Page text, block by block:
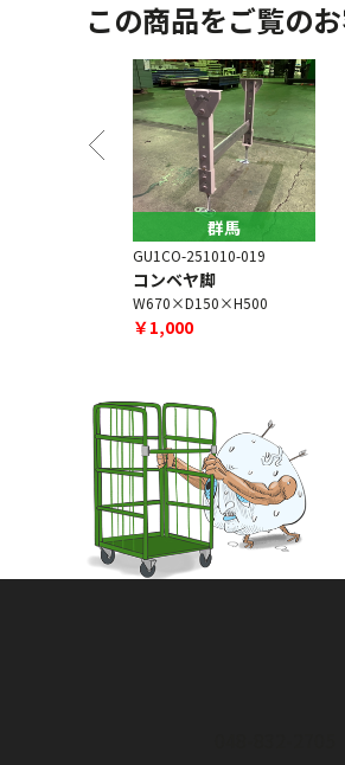
この商品をご覧の
群馬
GU1CO-251010-019
コンベヤ脚
W670×D150×H500
￥1,000